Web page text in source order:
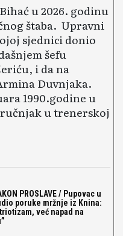
u 2026. godinu
štaba. Upravni
sjednici donio
šefu
i da na
Duvnjaka.
1990.godine u
u trenerskoj
PROSLAVE / Pupovac u
poruke mržnje iz Knina:
već napad na